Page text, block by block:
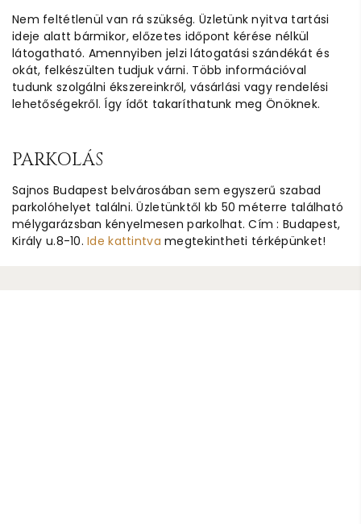
Nem feltétlenül van rá szükség. Üzletünk nyitva tartási
ideje alatt bármikor, előzetes időpont kérése nélkül
látogatható. Amennyiben jelzi látogatási szándékát és
okát, felkészülten tudjuk várni. Több információval
tudunk szolgálni ékszereinkről, vásárlási vagy rendelési
lehetőségekről. Így ídőt takaríthatunk meg Önöknek.
PARKOLÁS
Sajnos Budapest belvárosában sem egyszerű szabad
parkolóhelyet találni. Üzletünktől kb 50 méterre található
mélygarázsban kényelmesen parkolhat. Cím : Budapest,
Király u.8-10.Ide kattintva megtekintheti térképünket!